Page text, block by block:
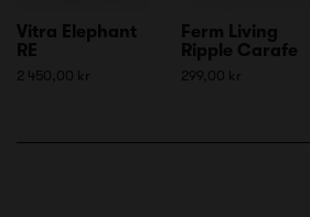
Vitra Elephant
RE
2 450,00 kr
Ferm Living
Ripple Carafe
299,00 kr